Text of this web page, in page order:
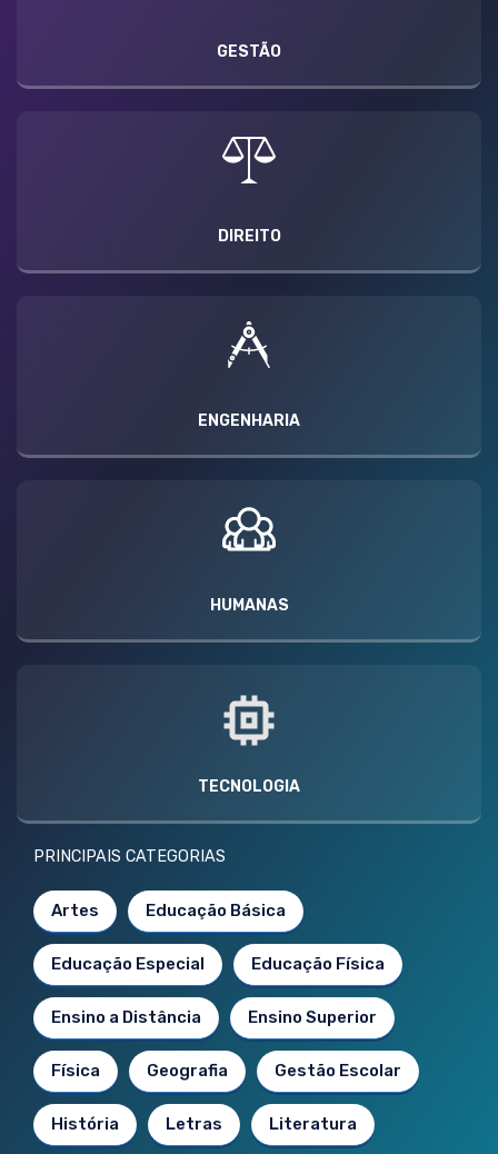
GESTÃO
DIREITO
ENGENHARIA
HUMANAS
TECNOLOGIA
PRINCIPAIS CATEGORIAS
Artes Educação Básica
Educação Especial Educação Física
Ensino a Distância Ensino Superior
Física Geografia Gestão Escolar
História Letras Literatura